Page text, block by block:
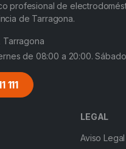
profesional de
de Tarragona.
Tarragona
de 08:00 a 20:00.
111
LEGAL
Aviso Legal